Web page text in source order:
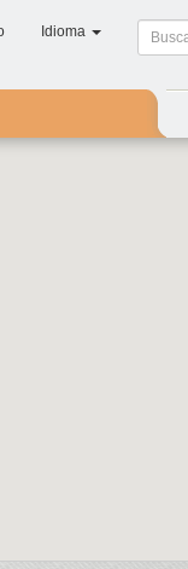
Idioma